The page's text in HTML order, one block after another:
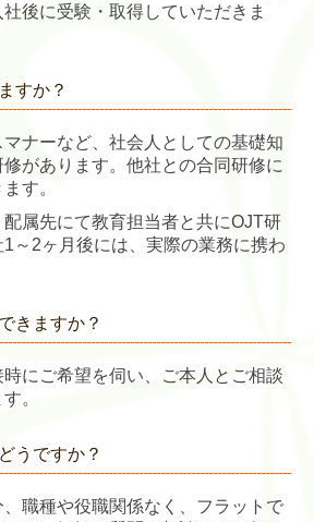
後に受験・取得していただきま
すか？
ナーなど、社会人としての基礎知
があります。他社との合同研修に
す。
属先にて教育担当者と共にOJT研
～2ヶ月後には、実際の業務に携わ
きますか？
にご希望を伺い、ご本人とご相談
。
うですか？
職種や役職関係なく、フラットで